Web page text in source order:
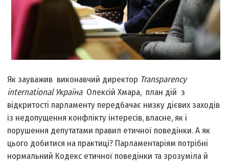
Як зауважив виконавчий директор Transparency
international УкраїнаОлексій Хмара, план дій з
відкритості парламенту передбачає низку дієвих заходів
із недопущення конфлікту інтересів, власне, як і
порушення депутатами правил етичної поведінки. А як
цього добитися на практиці? Парламентаріям потрібні
нормальний Кодекс етичної поведінки та зрозуміла й